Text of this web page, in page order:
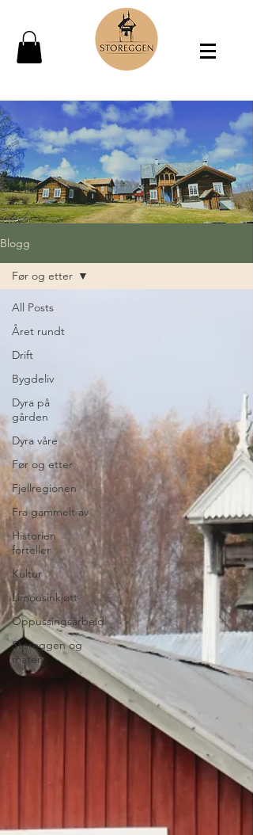
Blogg
All Posts
Året rundt
Drift
Bygdeliv
Dyra på
gården
Dyra våre
Før og etter
Fjellregionen
Fra gammelt av
Historien
forteller
Kultur
Limousinkjøtt
Oppussingsarbeid
Storeggen og
maten
Før og etter